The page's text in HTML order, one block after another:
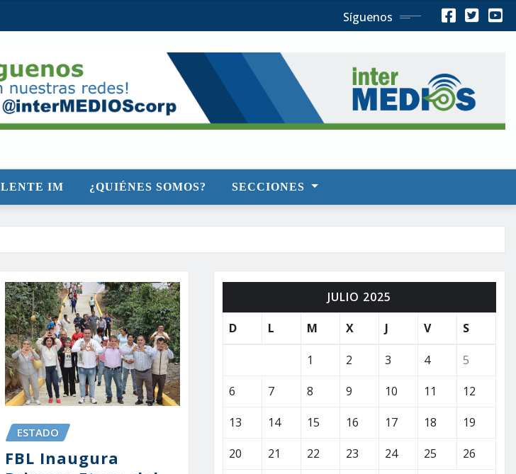
Síguenos
LENTE IM ¿QUIÉNES SOMOS? SECCIONES
ESTADO
FBL Inaugura
JULIO 2025
D
L M X J V S
1 2 3 4
5
6
7 8 9 10 11
12
13
14 15 16 17 18
19
20
21 22 23 24 25
26